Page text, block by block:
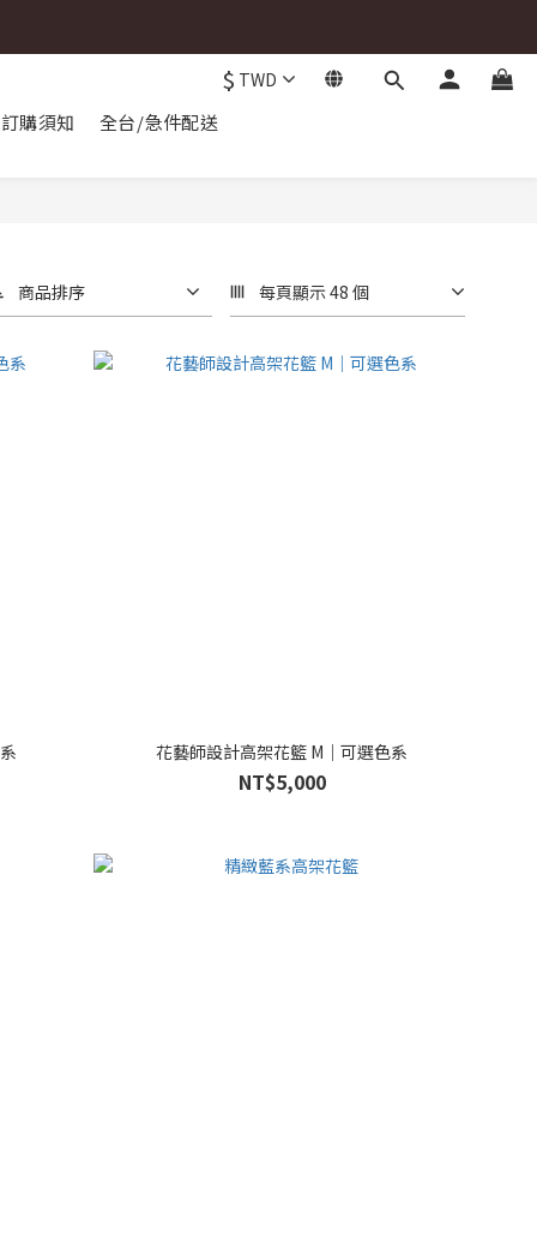
$ TWD
訂購須知 全台/急件配送
商品排序 每頁顯示 48 個
花藝師設計高架花籃 M｜可選色系
NT$5,000